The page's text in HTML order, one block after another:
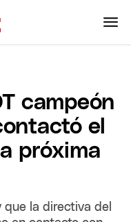
campeón
el
próxima
que la directiva del